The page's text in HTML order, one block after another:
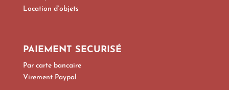
Location d’objets
PAIEMENT SECURISÉ
Par carte bancaire
Virement Paypal